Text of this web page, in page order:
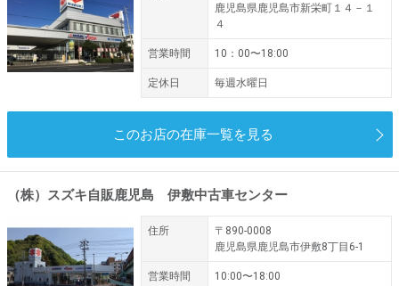
鹿児島県鹿児島市新栄町１４－１
４
営業時間 10：00〜18:00
定休日 毎週水曜日
このお店の在庫一覧を見る
（株）スズキ自販鹿児島 伊敷中古車センター
住所
〒890-0008
鹿児島県鹿児島市伊敷8丁目6-1
営業時間 10:00〜18:00